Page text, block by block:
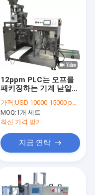
12ppm PLC는 오프를
패키징하는 기계 낟알을
들었습니다
가격:USD 10000-15000 per set
MOQ:1개 세트
최신 가격 받기
지금 연락